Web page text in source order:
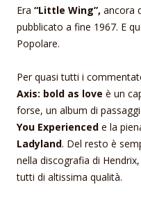
Era “Little Wing”, ancora
pubblicato a fine 1967. E
Popolare.
Per quasi tutti i
Axis: bold as love è un
forse, un album di
You Experienced e la
Ladyland. Del resto è
nella discografia di
tutti di altissima qualità.